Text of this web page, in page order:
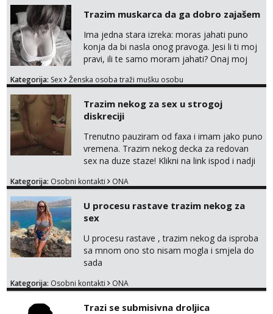
poljupce po tijelu koji me jako
pale,obozavam kad muskarac preuzme
kontrolu . javi se :) Klikni na link ispod i nadji
me tamo, cekam te!
Trazim muskarca da ga dobro zajašem
Ima jedna stara izreka: moras jahati puno
konja da bi nasla onog pravoga. Jesi li ti moj
pravi, ili te samo moram jahati? Onaj moj
na sexdater link i javi mi se tamo....
Kategorija: Sex Ženska osoba traži mušku osobu
Trazim nekog za sex u strogoj
diskreciji
Trenutno pauziram od faxa i imam jako puno
vremena. Trazim nekog decka za redovan
sex na duze staze! Klikni na link ispod i nadji
Kategorija: Osobni kontakti ONA
U procesu rastave trazim nekog za
sex
U procesu rastave , trazim nekog da isproba
sa mnom ono sto nisam mogla i smjela do
sada
Kategorija: Osobni kontakti ONA
Trazi se submisivna droljica